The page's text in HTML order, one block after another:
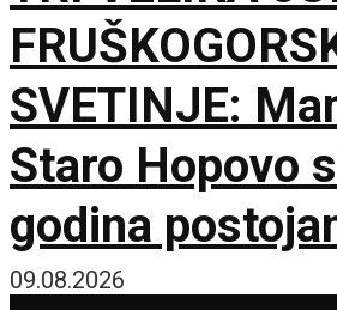
SVETINJE:
Staro Hopovo
godina
09.08.2026